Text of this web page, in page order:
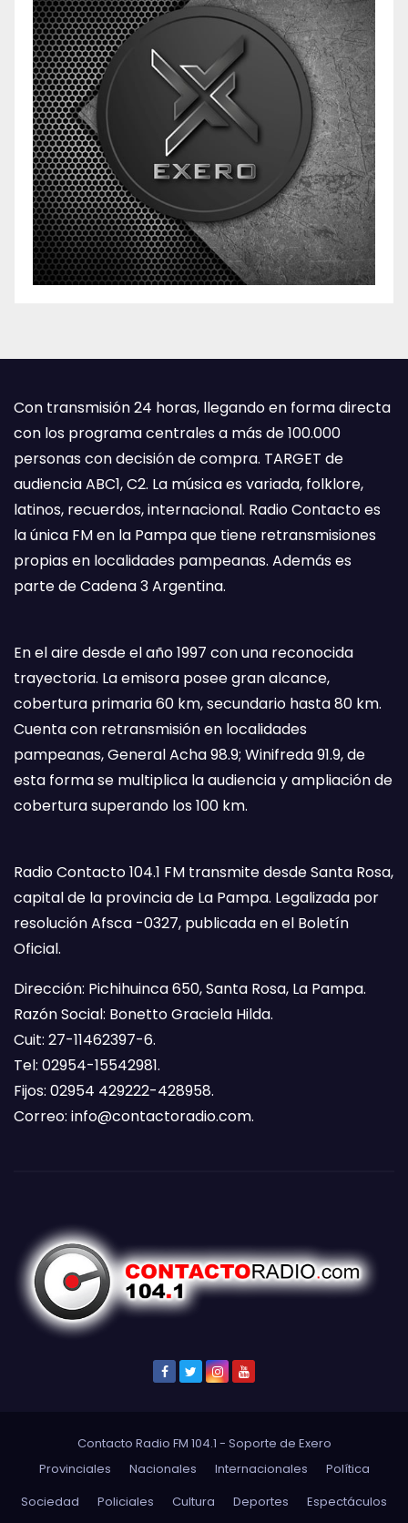
Con transmisión 24 horas, llegando en forma directa
con los programa centrales a más de 100.000
personas con decisión de compra. TARGET de
audiencia ABC1, C2. La música es variada, folklore,
latinos, recuerdos, internacional. Radio Contacto es
la única FM en la Pampa que tiene retransmisiones
propias en localidades pampeanas. Además es
parte de Cadena 3 Argentina.
En el aire desde el año 1997 con una reconocida
trayectoria. La emisora posee gran alcance,
cobertura primaria 60 km, secundario hasta 80 km.
Cuenta con retransmisión en localidades
pampeanas, General Acha 98.9; Winifreda 91.9, de
esta forma se multiplica la audiencia y ampliación de
cobertura superando los 100 km.
Radio Contacto 104.1 FM transmite desde Santa Rosa,
capital de la provincia de La Pampa. Legalizada por
resolución Afsca -0327, publicada en el Boletín
Oficial.
Dirección: Pichihuinca 650, Santa Rosa, La Pampa.
Razón Social: Bonetto Graciela Hilda.
Cuit: 27-11462397-6.
Tel: 02954-15542981.
Fijos: 02954 429222-428958.
Correo: info@contactoradio.com.
Contacto Radio FM 104.1 - Soporte de Exero
Provinciales
Nacionales Internacionales
Política
Sociedad
Policiales Cultura Deportes Espectáculos